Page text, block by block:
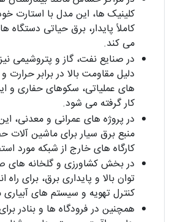
کلینیک ها، این مدل با استارت
کاملاً پایدار، برق حیاتی
می کند.
دلیل مقاومت بالا در برابر حرارت
های عملیاتی، سکوهای حفاری و
کار گرفته می شود.
در پروژه های عمرانی و معدنی،
منبع برق سیار برای ماشین آلات
کارگاه های خارج از شبکه مورد
در بخش کشاورزی و گلخانه های
توان بالا و پایداری برق، برای
کنترل تهویه و سیستم های آبیاری
همچنین در فرودگاه ها و بنادر